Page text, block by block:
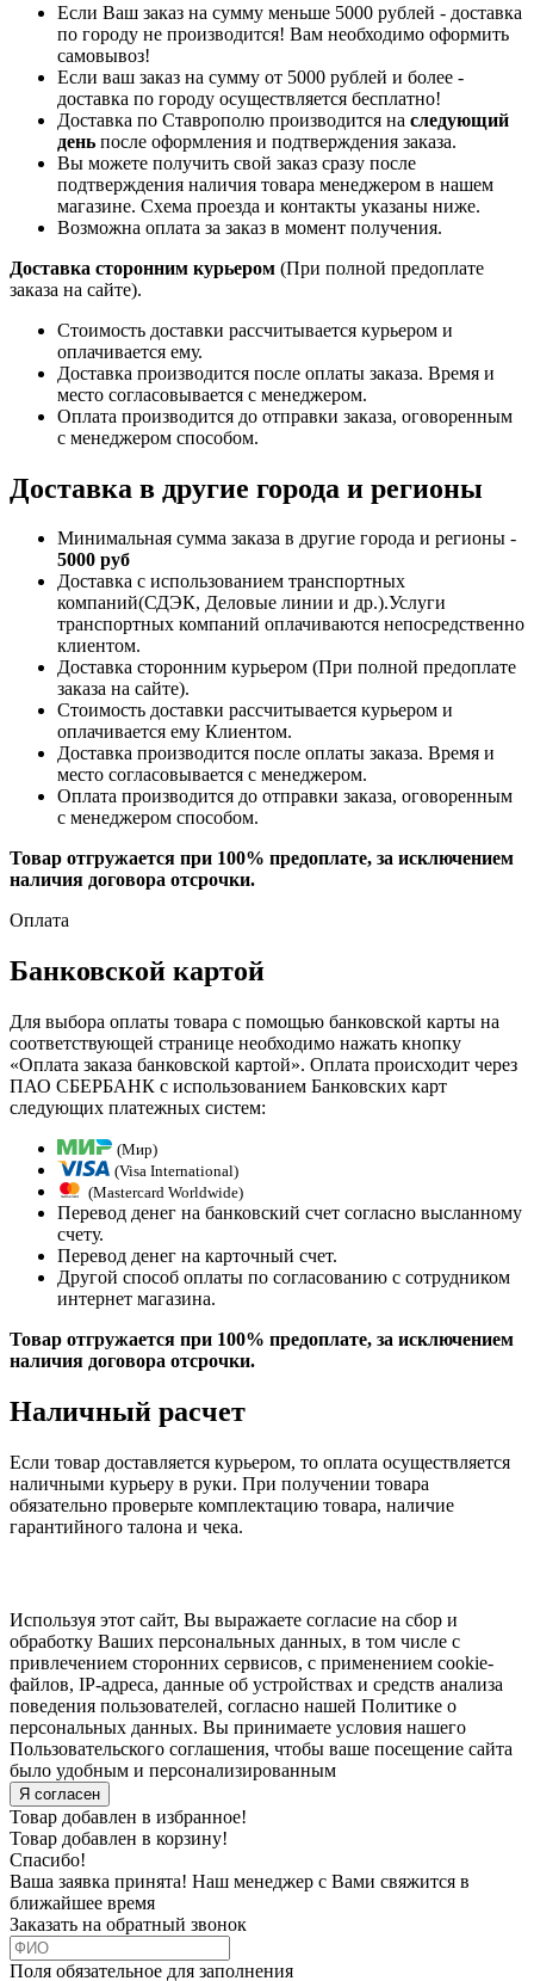
Если Ваш заказ на сумму меньше 5000 рублей - доставка
по городу не производится! Вам необходимо оформить
самовывоз!
Если ваш заказ на сумму от 5000 рублей и более -
доставка по городу осуществляется бесплатно!
Доставка по Ставрополю производится на следующий
день после оформления и подтверждения заказа.
Вы можете получить свой заказ сразу после
подтверждения наличия товара менеджером в нашем
магазине. Схема проезда и контакты указаны ниже.
Возможна оплата за заказ в момент получения.
Доставка сторонним курьером (При полной предоплате
заказа на сайте).
Стоимость доставки рассчитывается курьером и
оплачивается ему.
Доставка производится после оплаты заказа. Время и
место согласовывается с менеджером.
Оплата производится до отправки заказа, оговоренным
с менеджером способом.
Доставка в другие города и регионы
Минимальная сумма заказа в другие города и регионы -
5000 руб
Доставка с использованием транспортных
компаний(СДЭК, Деловые линии и др.).Услуги
транспортных компаний оплачиваются непосредственно
клиентом.
Доставка сторонним курьером (При полной предоплате
заказа на сайте).
Стоимость доставки рассчитывается курьером и
оплачивается ему Клиентом.
Доставка производится после оплаты заказа. Время и
место согласовывается с менеджером.
Оплата производится до отправки заказа, оговоренным
с менеджером способом.
Товар отгружается при 100% предоплате, за исключением
наличия договора отсрочки.
Оплата
Банковской картой
Для выбора оплаты товара с помощью банковской карты на
соответствующей странице необходимо нажать кнопку
«Оплата заказа банковской картой». Оплата происходит через
ПАО СБЕРБАНК с использованием Банковских карт
следующих платежных систем:
(Мир)
(Visa International)
(Mastercard Worldwide)
Перевод денег на банковский счет согласно высланному
счету.
Перевод денег на карточный счет.
Другой способ оплаты по согласованию с сотрудником
интернет магазина.
Товар отгружается при 100% предоплате, за исключением
наличия договора отсрочки.
Наличный расчет
Если товар доставляется курьером, то оплата осуществляется
наличными курьеру в руки. При получении товара
обязательно проверьте комплектацию товара, наличие
гарантийного талона и чека.
Используя этот сайт, Вы выражаете согласие на сбор и
обработку Ваших персональных данных, в том числе с
привлечением сторонних сервисов, с применением cookie-
файлов, IP-адреса, данные об устройствах и средств анализа
поведения пользователей, согласно нашей Политике о
персональных данных. Вы принимаете условия нашего
Пользовательского соглашения, чтобы ваше посещение сайта
было удобным и персонализированным
Я согласен
Товар добавлен в избранное!
Товар добавлен в корзину!
Спасибо!
Ваша заявка принята! Наш менеджер с Вами свяжится в
ближайшее время
Заказать на обратный звонок
Поля обязательное для заполнения